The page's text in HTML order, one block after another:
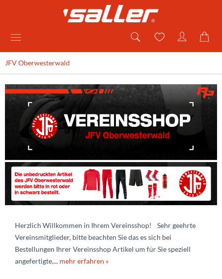
JFV Oberwesterwald
Herzlich Willkommen in Ihrem Vereinsshop! Sehr geehrte
Vereinsmitglieder, bitte beachten Sie das es sich bei
Bestellungen Ihrer Vereinsshop Artikel um für Sie speziell
angefertigte,... mehr erfahren »